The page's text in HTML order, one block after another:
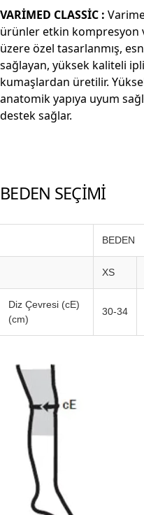
VARİMED CLASSİC :
ürünler etkin kompresyon
üzere özel tasarlanmış,
sağlayan, yüksek kaliteli
kumaşlardan üretilir.
anatomik yapıya uyum
destek sağlar.
BEDEN SEÇİMİ
BEDEN
XS
Diz Çevresi (cE)
(cm)
30-34